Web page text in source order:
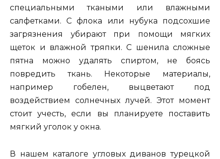
специальными ткаными или влажными
салфетками. С флока или нубука подсохшие
загрязнения убирают при помощи мягких
щеток и влажной тряпки. С шенила сложные
пятна можно удалять спиртом, не боясь
повредить ткань. Некоторые материалы,
например гобелен, выцветают под
воздействием солнечных лучей. Этот момент
стоит учесть, если вы планируете поставить
мягкий уголок у окна.
В нашем каталоге угловых диванов турецкой